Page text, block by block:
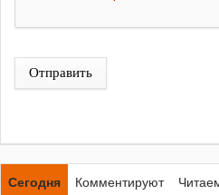
Отправить
Сегодня Комментируют